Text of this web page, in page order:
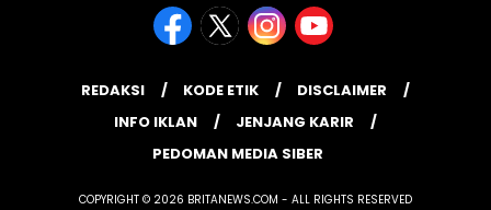
REDAKSI KODE ETIK
DISCLAIMER
INFO IKLAN
JENJANG KARIR
PEDOMAN MEDIA SIBER
COPYRIGHT © 2026 BRITANEWS.COM - ALL RIGHTS RESERVED